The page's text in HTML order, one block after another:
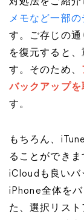
メモなど一部
す。ご存じの
を復元すると
す。そのため、
バックアップを
す。
もちろん、
ることができ
iCloudも良いバ
iPhone全体を
た、選択リス